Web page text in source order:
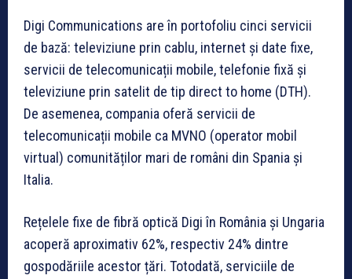
Digi Communications are în portofoliu cinci servicii
de bază: televiziune prin cablu, internet și date fixe,
servicii de telecomunicații mobile, telefonie fixă și
televiziune prin satelit de tip direct to home (DTH).
De asemenea, compania oferă servicii de
telecomunicații mobile ca MVNO (operator mobil
virtual) comunităților mari de români din Spania și
Italia.
Rețelele fixe de fibră optică Digi în România și Ungaria
acoperă aproximativ 62%, respectiv 24% dintre
gospodăriile acestor țări. Totodată, serviciile de